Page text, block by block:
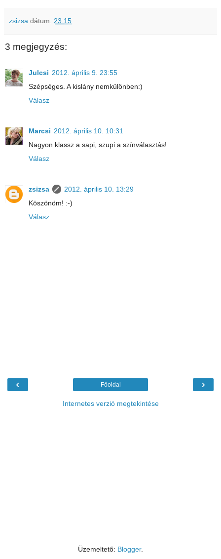
zsizsa dátum: 23:15
3 megjegyzés:
Julcsi 2012. április 9. 23:55
Szépséges. A kislány nemkülönben:)
Válasz
Marcsi 2012. április 10. 10:31
Nagyon klassz a sapi, szupi a színválasztás!
Válasz
zsizsa
2012. április 10. 13:29
Köszönöm! :-)
Válasz
‹ ›
Főoldal
Internetes verzió megtekintése
Üzemeltető: Blogger.